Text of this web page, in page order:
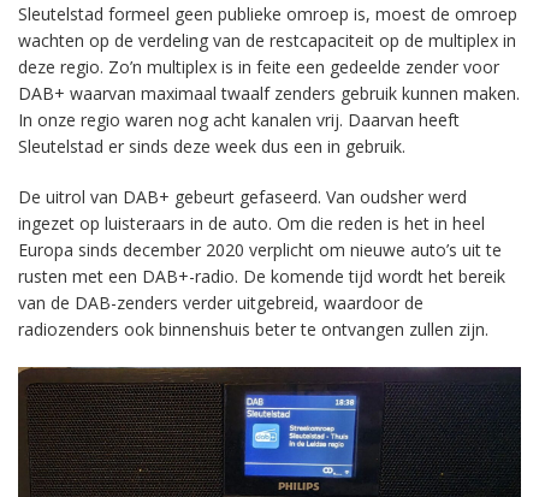
Sleutelstad formeel geen publieke omroep is, moest de omroep
wachten op de verdeling van de restcapaciteit op de multiplex in
deze regio. Zo’n multiplex is in feite een gedeelde zender voor
DAB+ waarvan maximaal twaalf zenders gebruik kunnen maken.
In onze regio waren nog acht kanalen vrij. Daarvan heeft
Sleutelstad er sinds deze week dus een in gebruik.
De uitrol van DAB+ gebeurt gefaseerd. Van oudsher werd
ingezet op luisteraars in de auto. Om die reden is het in heel
Europa sinds december 2020 verplicht om nieuwe auto’s uit te
rusten met een DAB+-radio. De komende tijd wordt het bereik
van de DAB-zenders verder uitgebreid, waardoor de
radiozenders ook binnenshuis beter te ontvangen zullen zijn.